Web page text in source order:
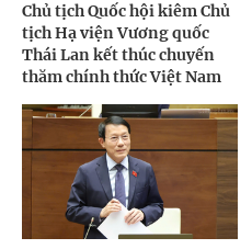
Chủ tịch Quốc hội kiêm Chủ
tịch Hạ viện Vương quốc
Thái Lan kết thúc chuyến
thăm chính thức Việt Nam